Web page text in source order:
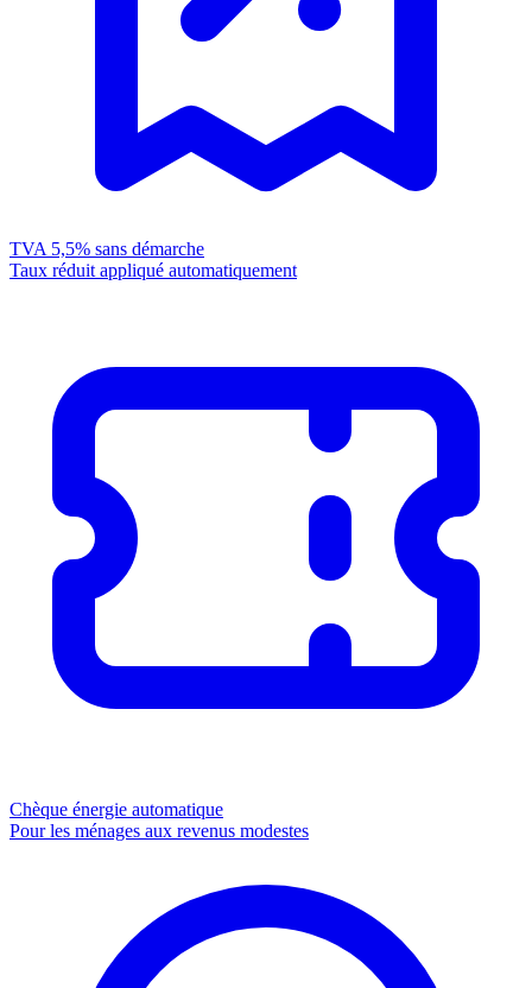
TVA 5,5% sans démarche
Taux réduit appliqué automatiquement
Chèque énergie automatique
Pour les ménages aux revenus modestes